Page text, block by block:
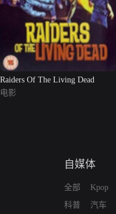
Raiders Of The Living Dead
电影
自媒体
全部
科普
Kpop
汽车